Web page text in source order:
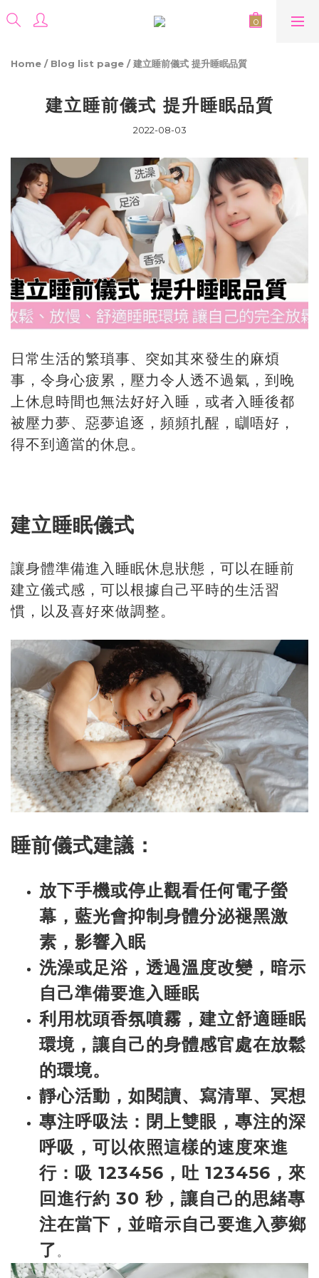
Home / Blog list page /建立睡前儀式 提升睡眠品質
建立睡前儀式 提升睡眠品質
2022-08-03
日常生活的繁瑣事、突如其來發生的麻煩
事，令身心疲累，壓力令人透不過氣，到晚
上休息時間也無法好好入睡，或者入睡後都
被壓力夢、惡夢追逐，頻頻扎醒，瞓唔好，
得不到適當的休息。
建立睡眠儀式
讓身體準備進入睡眠休息狀態，可以在睡前
建立儀式感，可以根據自己平時的生活習
慣，以及喜好來做調整。
睡前儀式建議：
放下手機或停止觀看任何電子螢
幕，藍光會抑制身體分泌褪黑激
素，影響入眠
洗澡或足浴，透過溫度改變，暗示
自己準備要進入睡眠
利用枕頭香氛噴霧，建立舒適睡眠
環境，讓自己的身體感官處在放鬆
的環境。
靜心活動，如閱讀、寫清單、冥想
專注呼吸法：閉上雙眼，專注的深
呼吸，可以依照這樣的速度來進
行：吸 123456，吐 123456，來
回進行約 30 秒，讓自己的思緒專
注在當下，並暗示自己要進入夢鄉
了 。